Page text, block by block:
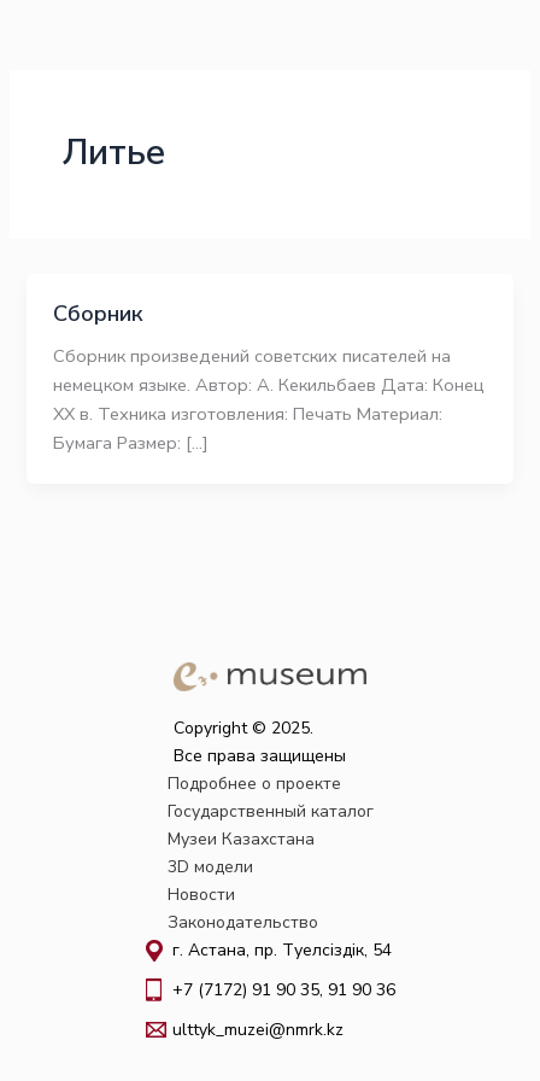
Литье
Сборник
Сборник произведений советских писателей на
немецком языке. Автор: А. Кекильбаев Дата: Конец
ХХ в. Техника изготовления: Печать Материал:
Бумага Размер: […]
Copyright © 2025.
Все права защищены
Подробнее о проекте
Государственный каталог
Музеи Казахстана
3D модели
Новости
Законодательство
г. Астана, пр. Тәуелсіздік, 54
+7 (7172) 91 90 35, 91 90 36
ulttyk_muzei@nmrk.kz